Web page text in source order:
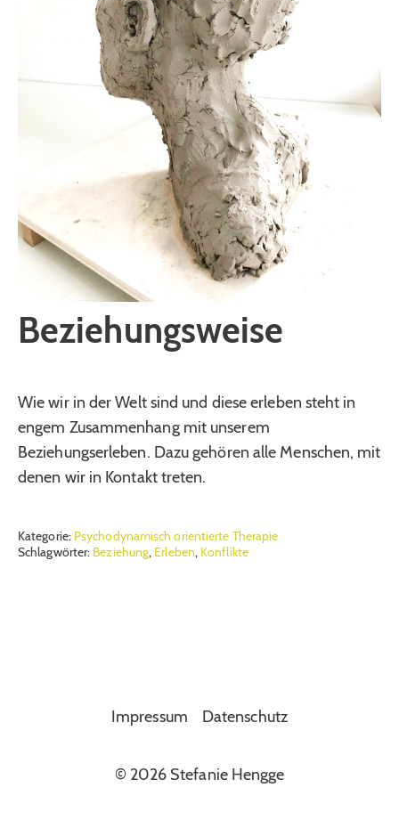
Beziehungsweise
Wie wir in der Welt sind und diese erleben steht in
engem Zusammenhang mit unserem
Beziehungserleben. Dazu gehören alle Menschen, mit
denen wir in Kontakt treten.
Kategorie: Psychodynamisch orientierte Therapie
Schlagwörter: Beziehung, Erleben, Konflikte
Impressum Datenschutz
© 2026 Stefanie Hengge